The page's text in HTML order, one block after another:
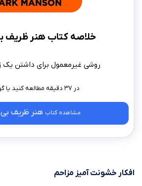
خلاصه کتاب هنر ظریف
روشی غیرمعمول برای داشتن یک
در ۳۷ دقیقه مطالعه کنید
مشاهده کتاب هنر ظریف
افکار خشونت آمیز مزاحم